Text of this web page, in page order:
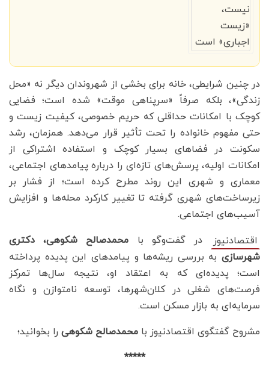
در چنین شرایطی، خانه برای بخشی از شهروندان دیگر نه «محل
زندگی»، بلکه صرفاً «سرپناهی موقت» شده است؛ فضایی
کوچک با امکانات حداقلی که حریم خصوصی، کیفیت زیست و
حتی مفهوم خانواده را تحت تأثیر قرار می‌دهد. همزمان، رشد
سکونت در فضاهای بسیار کوچک و استفاده اشتراکی از
امکانات اولیه، پرسش‌های تازه‌ای را درباره پیامدهای اجتماعی،
معماری و شهری این روند مطرح کرده است؛ از فشار بر
زیرساخت‌های شهری گرفته تا تغییر کارکرد محله‌ها و افزایش
آسیب‌های اجتماعی.
اقتصادنیوز
در گفت‌وگو با محمدصالح شکوهی، دکتری
شهرسازی به بررسی ریشه‌ها و پیامدهای این پدیده پرداخته
است؛ پدیده‌ای که به اعتقاد او، نتیجه سال‌ها تمرکز
فرصت‌های شغلی در کلان‌شهرها، توسعه نامتوازن و نگاه
سرمایه‌ای به بازار مسکن است.
مشروح گفتگوی اقتصادنیوز با محمدصالح شکوهی را بخوانید؛
*****